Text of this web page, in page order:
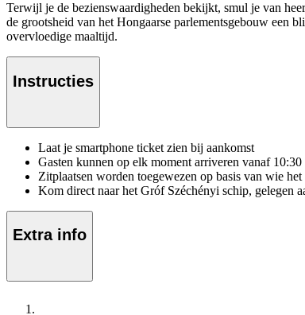
Terwijl je de bezienswaardigheden bekijkt, smul je van
de grootsheid van het Hongaarse parlementsgebouw een
overvloedige maaltijd.
Instructies
Laat je smartphone ticket zien bij aankomst
Gasten kunnen op elk moment arriveren vanaf
Zitplaatsen worden toegewezen op basis van wie
Kom direct naar het Gróf Széchényi schip, gelegen
Extra info